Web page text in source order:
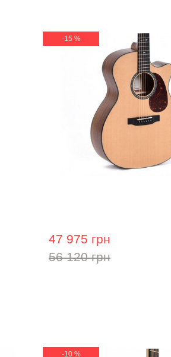
-15 %
47 975 грн
56 120 грн
-10 %